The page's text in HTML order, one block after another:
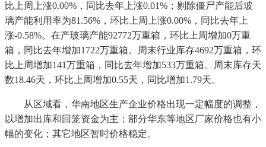
比上周上涨0.00%，同比去年上涨0.01%；剔除僵尸产能后玻
璃产能利用率为81.56%，环比上周上涨0.00%，同比去年上
涨-0.58%。在产玻璃产能92772万重箱，环比上周增加0万重
箱，同比去年增加1722万重箱。周末行业库存4692万重箱，环
比上周增加141万重箱，同比去年增加533万重箱。周末库存天
数18.46天，环比上周增加0.55天，同比增加1.79天。
从区域看，华南地区生产企业价格出现一定幅度的调整，
以增加出库和回笼资金为主；部分华东等地区厂家价格也有小
幅的变化；其它地区暂时价格稳定。